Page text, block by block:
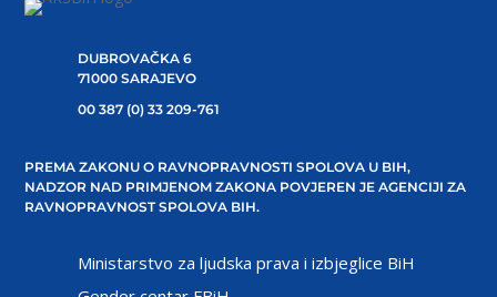
DUBROVAČKA 6
71000 SARAJEVO
00 387 (0) 33 209-761
PREMA ZAKONU O RAVNOPRAVNOSTI SPOLOVA U BIH,
NADZOR NAD PRIMJENOM ZAKONA POVJEREN JE AGENCIJI ZA
RAVNOPRAVNOST SPOLOVA BIH.
Ministarstvo za ljudska prava i izbjeglice BiH